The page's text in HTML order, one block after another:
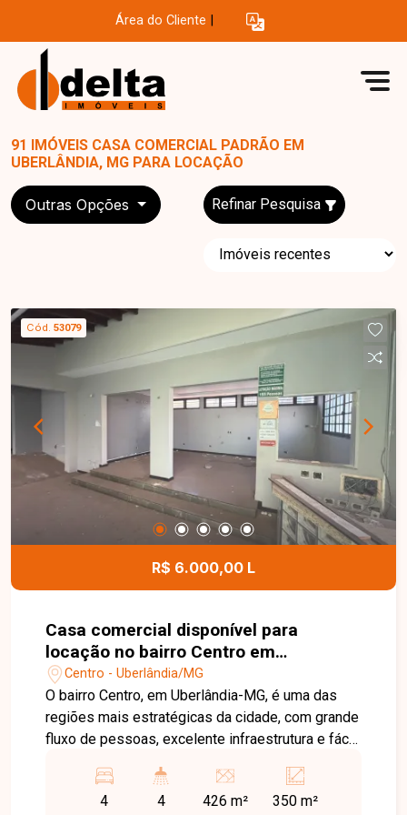
Área do Cliente
91 IMÓVEIS CASA COMERCIAL PADRÃO EM
UBERLÂNDIA, MG PARA LOCAÇÃO
Outras Opções Refinar Pesquisa
Cód. 53079
R$ 6.000,00 L
Casa comercial disponível para
locação no bairro Centro em
Uberlândia-MG
Centro - Uberlândia/MG
O bairro Centro, em Uberlândia-MG, é uma das
regiões mais estratégicas da cidade, com grande
fluxo de pessoas, excelente infraestrutura e fácil
bancos, comércios, restaurantes, órgãos públicos
e diversos serviços, é uma localização ideal para
4 4 426 m² 350 m²